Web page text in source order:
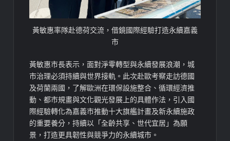
黃敏惠率隊赴德荷交流，借鏡國際經驗打造永續嘉義
市
黃敏惠市長表示，面對淨零轉型與永續發展浪潮，城
市治理必須持續與世界接軌。此次赴歐考察走訪德國
及荷蘭兩國，了解歐洲在環保設施整合、循環經濟推
動、都市規畫與文化觀光發展上的具體作法，引入國
際經驗轉化為嘉義市推動十大旗艦計畫及新永續施政
的重要養分，持續以「全齡共享、世代宜居」為願
景，打造更具韌性與競爭力的永續城市。